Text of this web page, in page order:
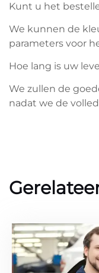
Kunt u het
We kunnen de
parameters voor
Hoe lang is uw
We zullen de
nadat we de